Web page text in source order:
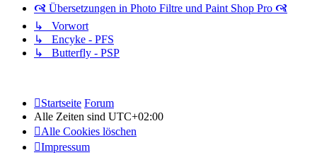
🙧 Übersetzungen in Photo Filtre und Paint Shop Pro 🙧
↳ Vorwort
↳ Encyke - PFS
↳ Butterfly - PSP
Startseite Forum
Alle Zeiten sind UTC+02:00
Alle Cookies löschen
Impressum